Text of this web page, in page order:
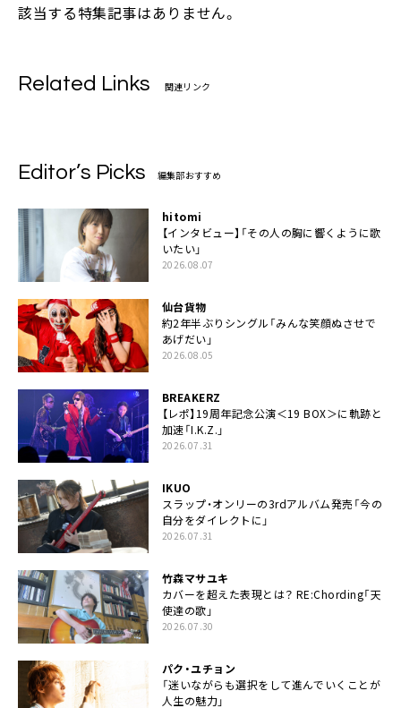
該当する特集記事はありません。
Related Links 関連リンク
Editor’s Picks 編集部おすすめ
hitomi
【インタビュー】「その人の胸に響くように歌
いたい」
2026.08.07
仙台貨物
約2年半ぶりシングル「みんな笑顔ぬさせで
あげだい」
2026.08.05
BREAKERZ
【レポ】19周年記念公演＜19 BOX＞に軌跡と
加速「I.K.Z.」
2026.07.31
IKUO
スラップ・オンリーの3rdアルバム発売「今の
自分をダイレクトに」
2026.07.31
竹森マサユキ
カバーを超えた表現とは？ RE:Chording「天
使達の歌」
2026.07.30
パク・ユチョン
「迷いながらも選択をして進んでいくことが
人生の魅力」